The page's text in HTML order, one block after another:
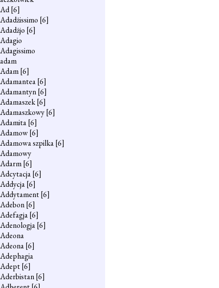
Ad[6]
Adadżissimo [6]
Adadżjo [6]
Adagio
Adagissimo
adam
Adam[6]
Adamantea[6]
Adamantyn[6]
Adamaszek[6]
Adamaszkowy[6]
Adamita[6]
Adamow[6]
Adamowa szpilka[6]
Adamowy
Adarm[6]
Adcytacja[6]
Addycja[6]
Addytament[6]
Adebon[6]
Adefagja[6]
Adenologja[6]
Adeona
Adeona[6]
Adephagia
Adept[6]
Aderbistan[6]